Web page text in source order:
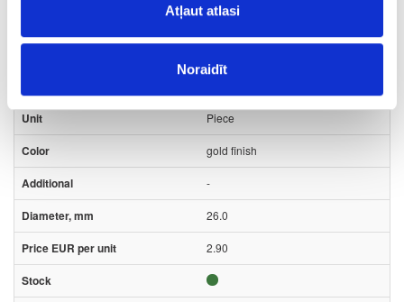
Atļaut atlasi
Noraidīt
Piece
gold finish
-
26.0
2.90